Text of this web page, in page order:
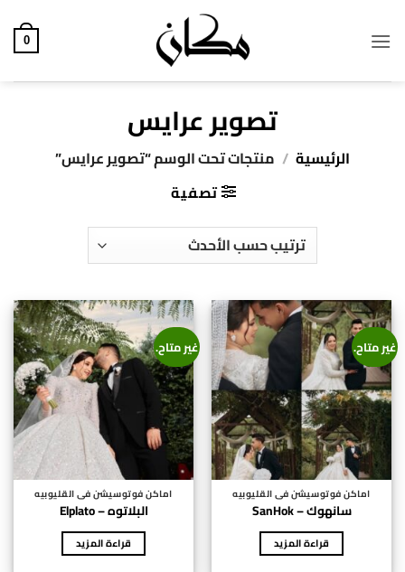
للمحتوى
0
تصوير عرايس
الرئيسية / منتجات تحت الوسم “تصوير عرايس”
تصفية
غير متاح.
اماكن فوتوسيشن فى القليوبيه
سانهوك – SanHok
قراءة المزيد
غير متاح.
اماكن فوتوسيشن فى القليوبيه
البلاتوه – Elplato
قراءة المزيد